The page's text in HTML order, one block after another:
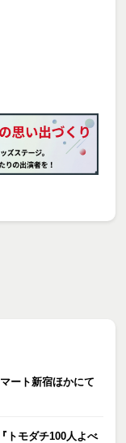
ート新宿ほかにて
トモダチ100人よべ